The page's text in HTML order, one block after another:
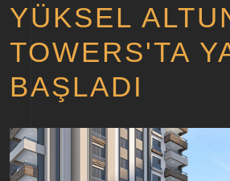
YÜKSEL
TOWERS'TA
BAŞLADI